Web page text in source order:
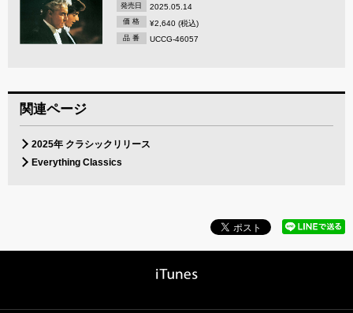
発売日 2025.05.14
価 格 ¥2,640 (税込)
品 番 UCCG-46057
関連ページ
2025年 クラシックリリース
Everything Classics